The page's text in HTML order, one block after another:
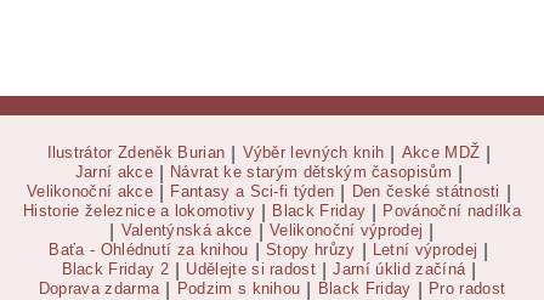
Ilustrátor Zdeněk Burian Výběr levných knih Akce MDŽ
Jarní akce Návrat ke starým dětským časopisům
Velikonoční akce Fantasy a Sci-fi týden Den české státnosti
Historie železnice a lokomotivy Black Friday Povánoční nadílka
Valentýnská akce Velikonoční výprodej
Baťa - Ohlédnutí za knihou Stopy hrůzy Letní výprodej
Black Friday 2 Udělejte si radost Jarní úklid začíná
Doprava zdarma Podzim s knihou Black Friday Pro radost